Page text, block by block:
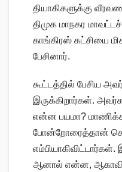
தியாகிகளுக்கு
திமுக மாநகர
காங்கிரஸ் கட்சியை
பேசினார்.
கூட்டத்தில் பேசிய
இருக்கிறார்கள்.
என்ன பயமா?
போன்றோரைத்தான்
ஆனால் என்ன,